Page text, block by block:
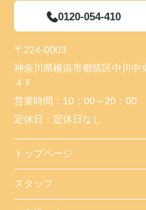
0120-054-410
〒224-0003
神奈川県横浜市都筑区中川
４Ｆ
営業時間： 10：00～20：00
定休日： 定休日なし
トップページ
スタッフ